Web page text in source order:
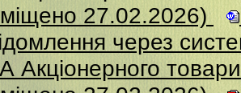
27.02.2026)
через
Акціонерного